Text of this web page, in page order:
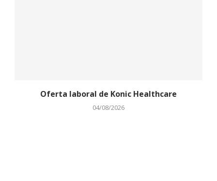
Oferta laboral de Konic Healthcare
04/08/2026